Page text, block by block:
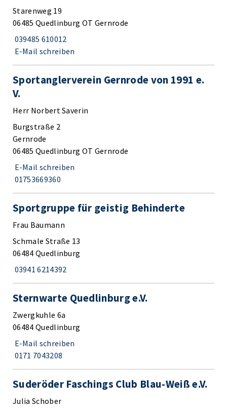
Starenweg 19
06485 Quedlinburg OT Gernrode
039485 610012
E-Mail schreiben
Sportanglerverein Gernrode von 1991 e.
V.
Herr Norbert Saverin
Burgstraße 2
Gernrode
06485 Quedlinburg OT Gernrode
E-Mail schreiben
01753669360
Sportgruppe für geistig Behinderte
Frau Baumann
Schmale Straße 13
06484 Quedlinburg
03941 6214392
Sternwarte Quedlinburg e.V.
Zwergkuhle 6a
06484 Quedlinburg
E-Mail schreiben
0171 7043208
Suderöder Faschings Club Blau-Weiß e.V.
Julia Schober